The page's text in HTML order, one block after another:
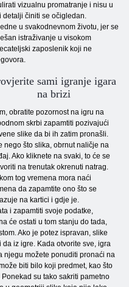
vizualnu promatranje i nisu u
detalji činiti se očigledan.
u svakodnevnom životu, jer se
istraživanje u visokom
zaposlenik koji ne
sami igranje igara
na brizi
obratite pozornost na igru ​​na
skrbi zapamtiti pozivajući
slike da bi ih zatim pronašli.
nego što slika, obrnut naličje na
Ako kliknete na svaki, to će se
na trenutak okrenuti natrag.
tog vremena mora naći
da zapamtite ono što se
na kartici i gdje je.
i zapamtiti svoje podatke,
će ostati u tom stanju do tada,
Ako je potez ispravan, slike
iz igre. Kada otvorite sve, igra
njegu možete ponuditi pronaći na
biti bilo koji predmet, kao što
su tako sakriti pametno